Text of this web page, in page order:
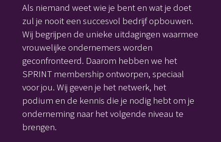
Als niemand weet wie je bent en wat je doet
zul je nooit een succesvol bedrijf opbouwen.
Wij begrijpen de unieke uitdagingen waarmee
vrouwelijke ondernemers worden
geconfronteerd. Daarom hebben we het
SPRINT membership ontworpen, speciaal
voor jou. Wij geven je het netwerk, het
podium en de kennis die je nodig hebt om je
onderneming naar het volgende niveau te
brengen.